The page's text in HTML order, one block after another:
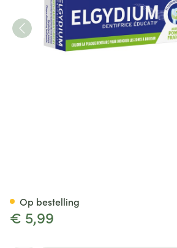
€ 5,99
Op bestelling